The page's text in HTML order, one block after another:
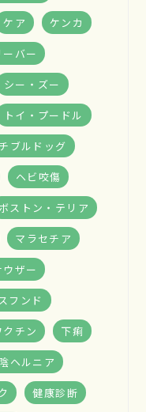
ケア ケンカ
バー
シー・ズー
トイ・プードル
ブルドッグ
ヘビ咬傷
ボストン・テリア
マラセチア
ザー
フンド
クチン 下痢
ヘルニア
健康診断